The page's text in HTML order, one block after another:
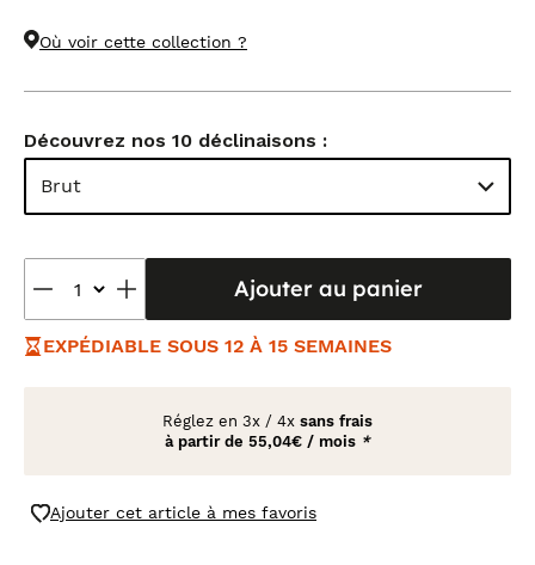
Où voir cette collection ?
Découvrez nos 10 déclinaisons :
Brut
Ajouter au panier
EXPÉDIABLE SOUS 12 À 15 SEMAINES
Réglez en 3x / 4x sans frais
à partir de 55,04€ / mois *
Ajouter cet article à mes favoris